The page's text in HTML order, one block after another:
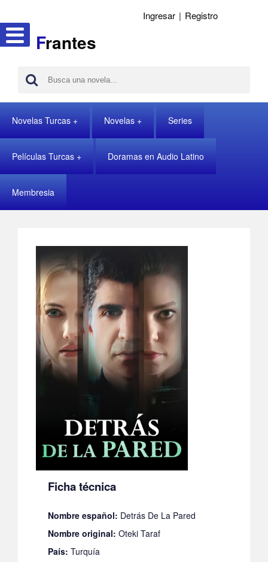
Frantes
Ingresar | Registro
Novelas Turcas Novelas Series
Películas Turcas Doramas en Audio Latino
Membresia
Ficha técnica
Nombre español: Detrás De La Pared
Nombre original: Oteki Taraf
País: Turquía